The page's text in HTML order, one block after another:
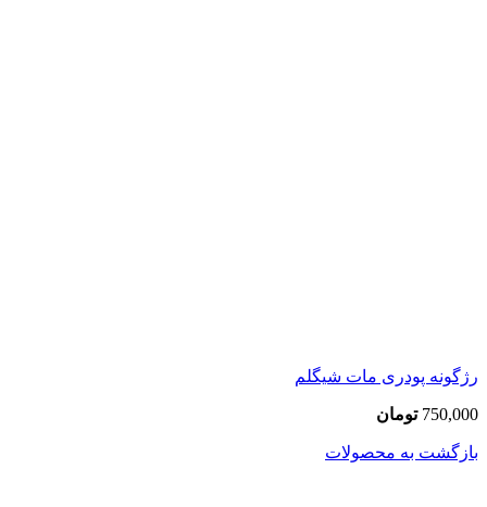
رژگونه پودری مات شیگلم
750,000 تومان
بازگشت به محصولات